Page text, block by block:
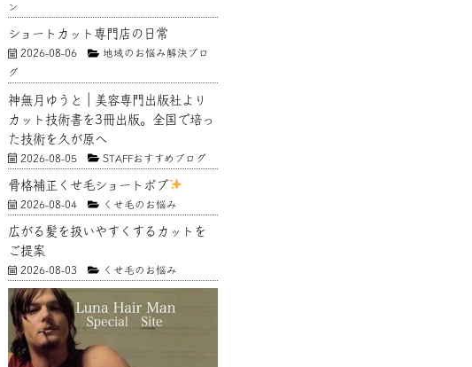
ン
ショートカット専門店の日常
2026-08-06
地域のお悩み解決ブロ
グ
神無月ゆうと｜美容専門出版社より
カット技術書を3冊出版。全国で培っ
た技術を久が原へ
2026-08-05 STAFFおすすめブログ
骨格補正くせ毛ショートボブ
2026-08-04 くせ毛のお悩み
広がる髪を扱いやすくするカットを
ご提案
2026-08-03 くせ毛のお悩み